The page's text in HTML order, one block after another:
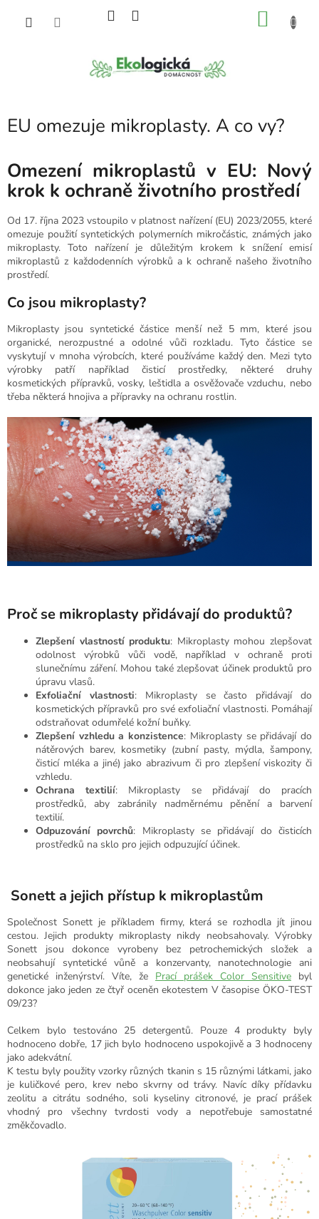
EU omezuje mikroplasty. A co vy?
Omezení mikroplastů v EU: Nový
krok k ochraně životního prostředí
Od 17. října 2023 vstoupilo v platnost nařízení (EU) 2023/2055, které
omezuje použití syntetických polymerních mikročástic, známých jako
mikroplasty. Toto nařízení je důležitým krokem k snížení emisí
mikroplastů z každodenních výrobků a k ochraně našeho životního
prostředí.
Co jsou mikroplasty?
Mikroplasty jsou syntetické částice menší než 5 mm, které jsou
organické, nerozpustné a odolné vůči rozkladu. Tyto částice se
vyskytují v mnoha výrobcích, které používáme každý den. Mezi tyto
výrobky patří například čisticí prostředky, některé druhy
kosmetických přípravků, vosky, leštidla a osvěžovače vzduchu, nebo
třeba některá hnojiva a přípravky na ochranu rostlin.
Proč se mikroplasty přidávají do produktů?
Zlepšení vlastností produktu: Mikroplasty mohou zlepšovat
odolnost výrobků vůči vodě, například v ochraně proti
slunečnímu záření. Mohou také zlepšovat účinek produktů pro
úpravu vlasů.
Exfoliační vlastnosti: Mikroplasty se často přidávají do
kosmetických přípravků pro své exfoliační vlastnosti. Pomáhají
odstraňovat odumřelé kožní buňky.
Zlepšení vzhledu a konzistence: Mikroplasty se přidávají do
nátěrových barev, kosmetiky (zubní pasty, mýdla, šampony,
čisticí mléka a jiné) jako abrazivum či pro zlepšení viskozity či
vzhledu.
Ochrana textilií: Mikroplasty se přidávají do pracích
prostředků, aby zabránily nadměrnému pěnění a barvení
textilií.
Odpuzování povrchů: Mikroplasty se přidávají do čisticích
prostředků na sklo pro jejich odpuzující účinek.
Sonett a jejich přístup k mikroplastům
Společnost Sonett je příkladem firmy, která se rozhodla jít jinou
cestou. Jejich produkty mikroplasty nikdy neobsahovaly. Výrobky
Sonett jsou dokonce vyrobeny bez petrochemických složek a
neobsahují syntetické vůně a konzervanty, nanotechnologie ani
genetické inženýrství. Víte, že Prací prášek Color Sensitive byl
dokonce jako jeden ze čtyř oceněn ekotestem V časopise ÖKO-TEST
09/23?
Celkem bylo testováno 25 detergentů. Pouze 4 produkty byly
hodnoceno dobře, 17 jich bylo hodnoceno uspokojivě a 3 hodnoceny
jako adekvátní.
K testu byly použity vzorky různých tkanin s 15 různými látkami, jako
je kuličkové pero, krev nebo skvrny od trávy. Navíc díky přídavku
zeolitu a citrátu sodného, soli kyseliny citronové, je prací prášek
vhodný pro všechny tvrdosti vody a nepotřebuje samostatné
změkčovadlo.